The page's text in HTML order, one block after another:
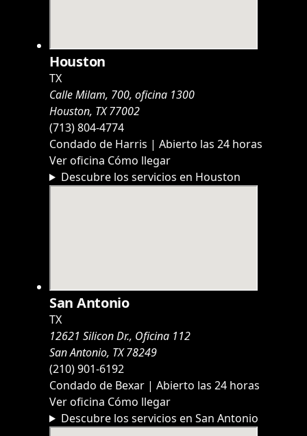
Houston
TX
Calle Milam, 700, oficina 1300
Houston, TX 77002
(713) 804-4774
Condado de Harris | Abierto las 24 horas
Ver oficina Cómo llegar
Descubre los servicios en Houston
San Antonio
TX
12621 Silicon Dr., Oficina 112
San Antonio, TX 78249
(210) 901-6192
Condado de Bexar | Abierto las 24 horas
Ver oficina Cómo llegar
Descubre los servicios en San Antonio